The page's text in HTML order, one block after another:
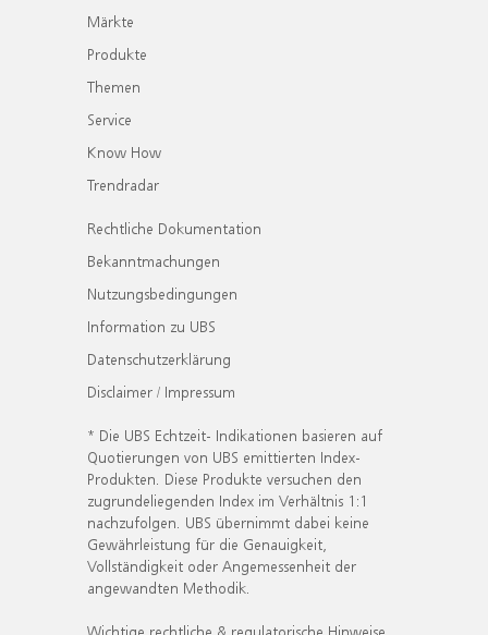
Märkte
Produkte
Themen
Service
Know How
Trendradar
Rechtliche Dokumentation
Bekanntmachungen
Nutzungsbedingungen
Information zu UBS
Datenschutzerklärung
Disclaimer / Impressum
* Die UBS Echtzeit- Indikationen basieren auf
Quotierungen von UBS emittierten Index-
Produkten. Diese Produkte versuchen den
zugrundeliegenden Index im Verhältnis 1:1
nachzufolgen. UBS übernimmt dabei keine
Gewährleistung für die Genauigkeit,
Vollständigkeit oder Angemessenheit der
angewandten Methodik.